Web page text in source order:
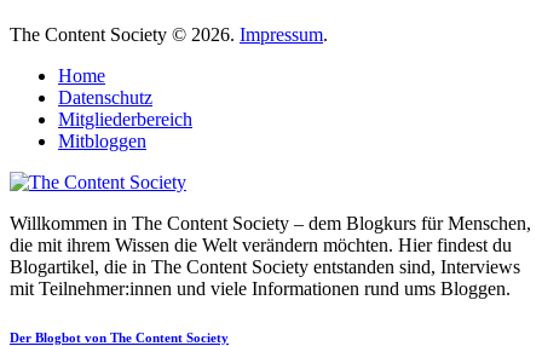
The Content Society © 2026. Impressum.
Home
Datenschutz
Mitgliederbereich
Mitbloggen
Willkommen in The Content Society – dem Blogkurs für Menschen,
die mit ihrem Wissen die Welt verändern möchten. Hier findest du
Blogartikel, die in The Content Society entstanden sind, Interviews
mit Teilnehmer:innen und viele Informationen rund ums Bloggen.
Der Blogbot von The Content Society